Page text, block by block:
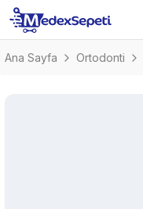
Ana Sayfa Ortodonti